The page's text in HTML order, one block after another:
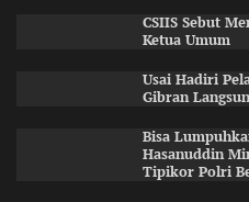
CSIIS Sebut
Ketua Umum
Usai Hadiri
Gibran
Bisa
Hasanuddin
Tipikor Polri